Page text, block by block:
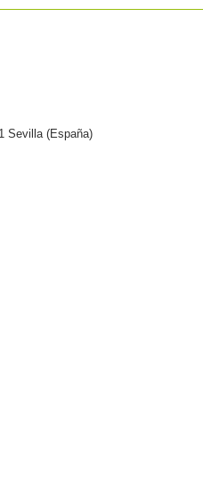
Sevilla (España)